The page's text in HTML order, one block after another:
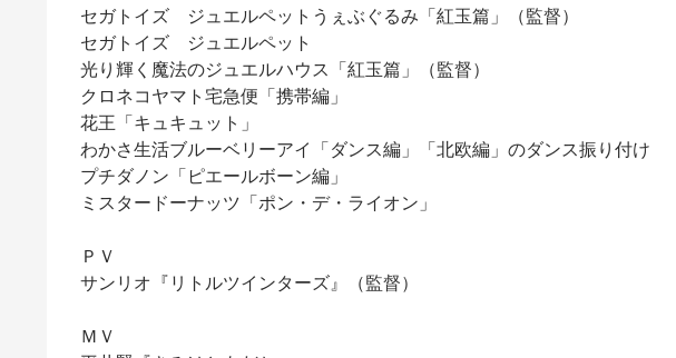
セガトイズ ジュエルペットうぇぶぐるみ「紅玉篇」（監督）
セガトイズ ジュエルペット
光り輝く魔法のジュエルハウス「紅玉篇」（監督）
クロネコヤマト宅急便「携帯編」
花王「キュキュット」
わかさ生活ブルーベリーアイ「ダンス編」「北欧編」のダンス振り付け
プチダノン「ピエールボーン編」
ミスタードーナッツ「ポン・デ・ライオン」
ＰＶ
サンリオ『リトルツインターズ』（監督）
ＭＶ